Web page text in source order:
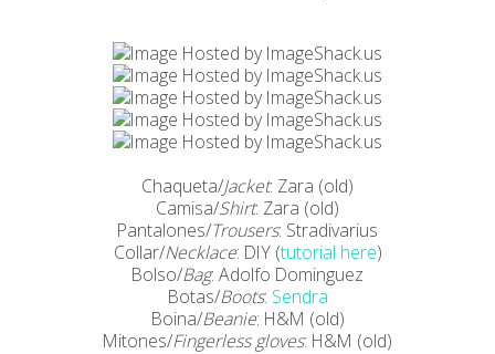
Chaqueta/Jacket: Zara (old)
Camisa/Shirt: Zara (old)
Pantalones/Trousers: Stradivarius
Collar/Necklace: DIY (tutorial here)
Bolso/Bag: Adolfo Dominguez
Botas/Boots: Sendra
Boina/Beanie: H&M (old)
Mitones/Fingerless gloves: H&M (old)